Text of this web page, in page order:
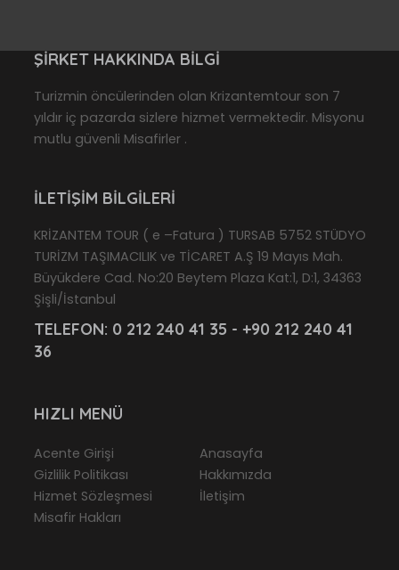
ŞIRKET HAKKINDA BILGI
Turizmin öncülerinden olan Krizantemtour son 7
yıldır iç pazarda sizlere hizmet vermektedir. Misyonu
mutlu güvenli Misafirler .
İLETIŞIM BILGILERI
KRİZANTEM TOUR ( e –Fatura ) TURSAB 5752 STÜDYO
TURİZM TAŞIMACILIK ve TİCARET A.Ş 19 Mayıs Mah.
Büyükdere Cad. No:20 Beytem Plaza Kat:1, D:1, 34363
Şişli/İstanbul
TELEFON: 0 212 240 41 35 - +90 212 240 41
36
HIZLI MENÜ
Acente Girişi
Anasayfa
Gizlilik Politikası
Hakkımızda
Hizmet Sözleşmesi
İletişim
Misafir Hakları